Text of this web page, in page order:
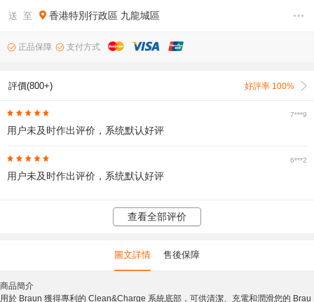
送 至 香港特別行政區 九龍城區
正品保障 支付方式
評價(800+) 好評率 100%
7***9
用户未及时作出评价，系统默认好评
6***2
用户未及时作出评价，系统默认好评
查看全部评价
圖文詳情 售後保障
商品簡介
用於 Braun 獲得專利的 Clean&Charge 系統底部，可供清潔、充電和潤滑您的 Brau